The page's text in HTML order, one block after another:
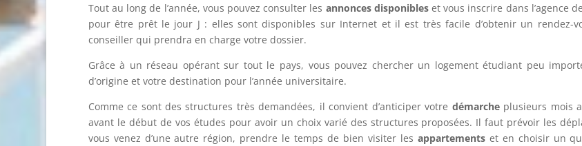
Tout au long de l’année, vous pouvez consulter les annonces disponibleset vous inscrire dans l’agence
pour être prêt le jour J : elles sont disponibles sur Internet et il est très facile d’obtenir un rendez-
conseiller qui prendra en charge votre dossier.
Grâce à un réseau opérant sur tout le pays, vous pouvez chercher un logement étudiant peu
d’origine et votre destination pour l’année universitaire.
Comme ce sont des structures très demandées, il convient d’anticiper votre démarcheplusieurs mois
avant le début de vos études pour avoir un choix varié des structures proposées. Il faut prévoir les
vous venez d’une autre région, prendre le temps de bien visiter les appartementset en choisir un